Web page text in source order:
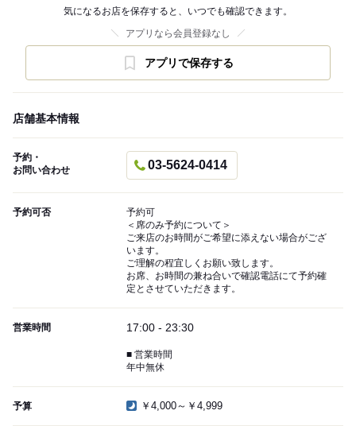
気になるお店を保存すると、いつでも確認できます。
アプリなら会員登録なし
アプリで保存する
店舗基本情報
予約・
お問い合わせ
03-5624-0414
予約可否
予約可
＜席のみ予約について＞
ご来店のお時間がご希望に添えない場合がござ
います。
ご理解の程宜しくお願い致します。
お席、お時間の兼ね合いで確認電話にて予約確
定とさせていただきます。
営業時間 17:00 - 23:30
■ 営業時間
年中無休
予算 ￥4,000～￥4,999